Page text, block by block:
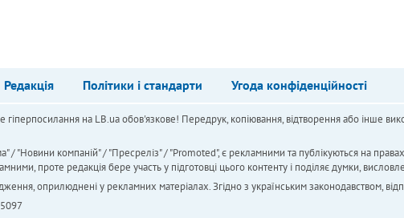
Редакція Політики і стандарти Угода конфіденційності
гіперпосилання на LB.ua обов'язкове! Передрук, копіювання, відтворення або інше
/ "Новини компаній" / "Пресреліз" / "Promoted", є рекламними та публікуються на
проте редакція бере участь у підготовці цього контенту і поділяє думки,
оприлюднені у рекламних матеріалах. Згідно з українським законодавством,